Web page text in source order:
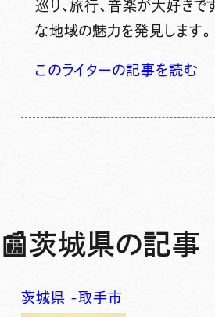
巡り、旅行、音楽が大好きで
な地域の魅力を発見します。
このライターの記事を読む
📰茨城県の記事
茨城県 -取手市